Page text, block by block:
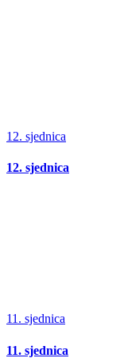
12. sjednica
12. sjednica
11. sjednica
11. sjednica